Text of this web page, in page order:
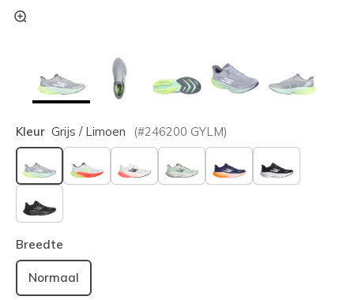
Kleur Grijs / Limoen (#246200 GYLM)
geselecteerd
Breedte
Normaal